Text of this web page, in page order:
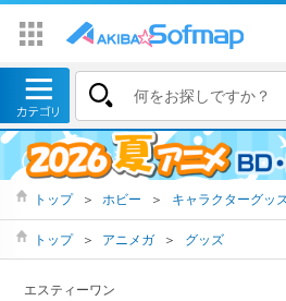
トップ ＞ ホビー ＞ キャラクターグッ
トップ ＞ アニメガ ＞ グッズ
エスティーワン